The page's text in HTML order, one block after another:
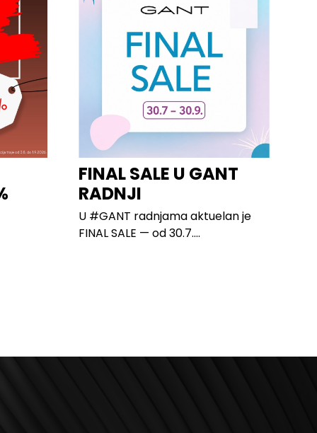
FINAL SALE U GANT
RADNJI
U #GANT radnjama aktuelan je
FINAL SALE — od 30.7....